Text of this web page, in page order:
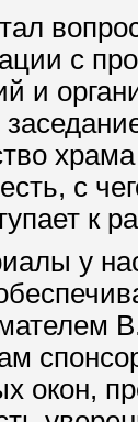
с
и
с
к
у
окон,